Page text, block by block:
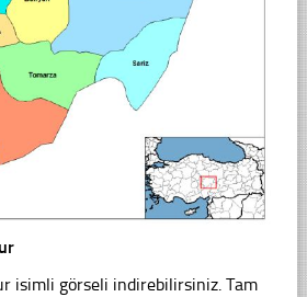
isimli görseli indirebilirsiniz. Tam